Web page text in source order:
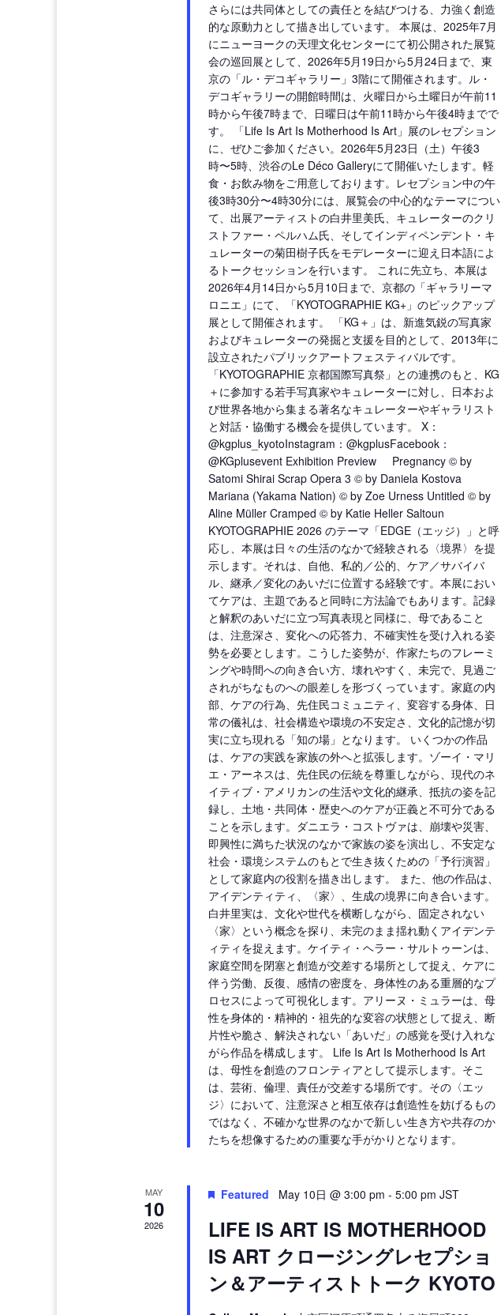
さらには共同体としての責任とを結びつける、力強く創造
的な原動力として描き出しています。 本展は、2025年7月
にニューヨークの天理文化センターにて初公開された展覧
会の巡回展として、2026年5月19日から5月24日まで、東
京の「ル・デコギャラリー」3階にて開催されます。ル・
デコギャラリーの開館時間は、火曜日から土曜日が午前11
時から午後7時まで、日曜日は午前11時から午後4時までで
す。 「Life Is Art Is Motherhood Is Art」展のレセプション
に、ぜひご参加ください。2026年5月23日（土）午後3
時〜5時、渋谷のLe Déco Galleryにて開催いたします。軽
食・お飲み物をご用意しております。レセプション中の午
後3時30分〜4時30分には、展覧会の中心的なテーマについ
て、出展アーティストの白井里美氏、キュレーターのクリ
ストファー・ペルハム氏、そしてインディペンデント・キ
ュレーターの菊田樹子氏をモデレーターに迎え日本語によ
るトークセッションを行います。 これに先立ち、本展は
2026年4月14日から5月10日まで、京都の「ギャラリーマ
ロニエ」にて、「KYOTOGRAPHIE KG+」のピックアップ
展として開催されます。 「KG＋」は、新進気鋭の写真家
およびキュレーターの発掘と支援を目的として、2013年に
設立されたパブリックアートフェスティバルです。
「KYOTOGRAPHIE 京都国際写真祭」との連携のもと、KG
＋に参加する若手写真家やキュレーターに対し、日本およ
び世界各地から集まる著名なキュレーターやギャラリスト
と対話・協働する機会を提供しています。 X：
@kgplus_kyotoInstagram：@kgplusFacebook：
@KGplusevent Exhibition Preview Pregnancy © by
Satomi Shirai Scrap Opera 3 © by Daniela Kostova
Mariana (Yakama Nation) © by Zoe Urness Untitled © by
Aline Müller Cramped © by Katie Heller Saltoun
KYOTOGRAPHIE 2026 のテーマ「EDGE（エッジ）」と呼
応し、本展は日々の生活のなかで経験される〈境界〉を提
示します。それは、自他、私的／公的、ケア／サバイバ
ル、継承／変化のあいだに位置する経験です。本展におい
てケアは、主題であると同時に方法論でもあります。記録
と解釈のあいだに立つ写真表現と同様に、母であること
は、注意深さ、変化への応答力、不確実性を受け入れる姿
勢を必要とします。こうした姿勢が、作家たちのフレーミ
ングや時間への向き合い方、壊れやすく、未完で、見過ご
されがちなものへの眼差しを形づくっています。家庭の内
部、ケアの行為、先住民コミュニティ、変容する身体、日
常の儀礼は、社会構造や環境の不安定さ、文化的記憶が切
実に立ち現れる「知の場」となります。 いくつかの作品
は、ケアの実践を家族の外へと拡張します。ゾーイ・マリ
エ・アーネスは、先住民の伝統を尊重しながら、現代のネ
イティブ・アメリカンの生活や文化的継承、抵抗の姿を記
録し、土地・共同体・歴史へのケアが正義と不可分である
ことを示します。ダニエラ・コストヴァは、崩壊や災害、
即興性に満ちた状況のなかで家族の姿を演出し、不安定な
社会・環境システムのもとで生き抜くための「予行演習」
として家庭内の役割を描き出します。 また、他の作品は、
アイデンティティ、〈家〉、生成の境界に向き合います。
白井里実は、文化や世代を横断しながら、固定されない
〈家〉という概念を探り、未完のまま揺れ動くアイデンテ
ィティを捉えます。ケイティ・ヘラー・サルトゥーンは、
家庭空間を閉塞と創造が交差する場所として捉え、ケアに
伴う労働、反復、感情の密度を、身体性のある重層的なプ
ロセスによって可視化します。アリーヌ・ミュラーは、母
性を身体的・精神的・祖先的な変容の状態として捉え、断
片性や脆さ、解決されない「あいだ」の感覚を受け入れな
がら作品を構成します。 Life Is Art Is Motherhood Is Art
は、母性を創造のフロンティアとして提示します。そこ
は、芸術、倫理、責任が交差する場所です。その〈エッ
ジ〉において、注意深さと相互依存は創造性を妨げるもの
ではなく、不確かな世界のなかで新しい生き方や共存のか
たちを想像するための重要な手がかりとなります。
MAY
10
2026
Featured May 10日 @ 3:00 pm - 5:00 pm JST
LIFE IS ART IS MOTHERHOOD
IS ART クロージングレセプショ
ン＆アーティストトーク KYOTO